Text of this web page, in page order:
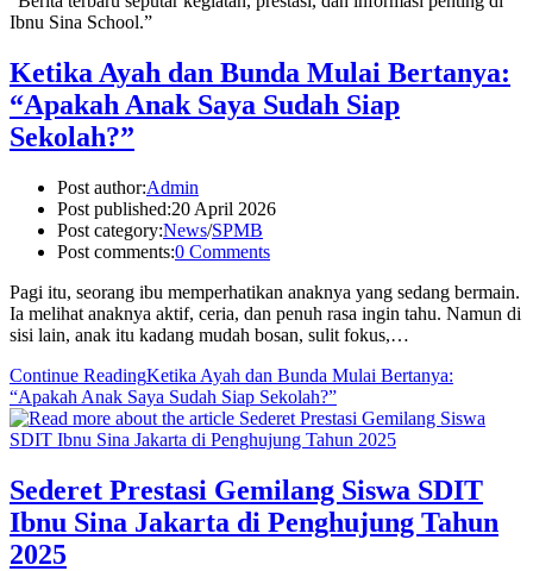
Ibnu Sina School.”
Ketika Ayah dan Bunda Mulai Bertanya:
“Apakah Anak Saya Sudah Siap
Sekolah?”
Post author:Admin
Post published:20 April 2026
Post category:News/SPMB
Post comments:0 Comments
Pagi itu, seorang ibu memperhatikan anaknya yang sedang bermain.
Ia melihat anaknya aktif, ceria, dan penuh rasa ingin tahu. Namun di
sisi lain, anak itu kadang mudah bosan, sulit fokus,…
Continue ReadingKetika Ayah dan Bunda Mulai Bertanya:
“Apakah Anak Saya Sudah Siap Sekolah?”
Sederet Prestasi Gemilang Siswa SDIT
Ibnu Sina Jakarta di Penghujung Tahun
2025